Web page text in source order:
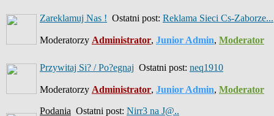
Zareklamuj Nas ! Ostatni post: Reklama Sieci Cs-Zaborze...
Moderatorzy Administrator, Junior Admin, Moderator
Przywitaj Si? / Po?egnaj Ostatni post: neq1910
Moderatorzy Administrator, Junior Admin, Moderator
Podania Ostatni post: Nirr3 na J@..